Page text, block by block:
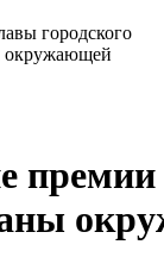
городского
окружающей